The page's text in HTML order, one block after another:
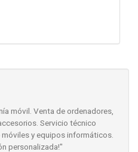
móvil. Venta de ordenadores,
Servicio técnico
y equipos informáticos.
personalizada!"